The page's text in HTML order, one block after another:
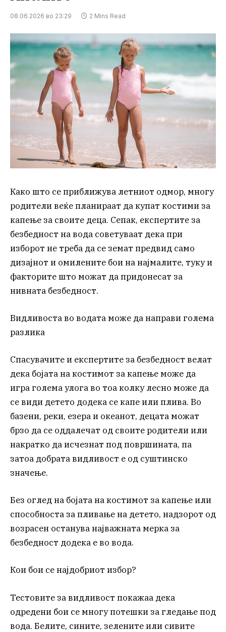
08.06.2026 во 23:29 2 Mins Read
Како што се приближува летниот одмор, многу
родители веќе планираат да купат костими за
капење за своите деца. Сепак, експертите за
безбедност на вода советуваат дека при
изборот не треба да се земат предвид само
дизајнот и омилените бои на најмалите, туку и
факторите што можат да придонесат за
нивната безбедност.
Видливоста во водата може да направи голема
разлика
Спасувачите и експертите за безбедност велат
дека бојата на костимот за капење може да
игра голема улога во тоа колку лесно може да
се види детето додека се капе или плива. Во
базени, реки, езера и океанот, децата можат
брзо да се оддалечат од своите родители или
накратко да исчезнат под површината, па
затоа добрата видливост е од суштинско
значење.
Без оглед на бојата на костимот за капење или
способноста за пливање на детето, надзорот од
возрасен останува најважната мерка за
безбедност додека е во вода.
Кои бои се најдобриот избор?
Тестовите за видливост покажаа дека
одредени бои се многу потешки за гледање под
вода. Белите, сините, зелените или сивите